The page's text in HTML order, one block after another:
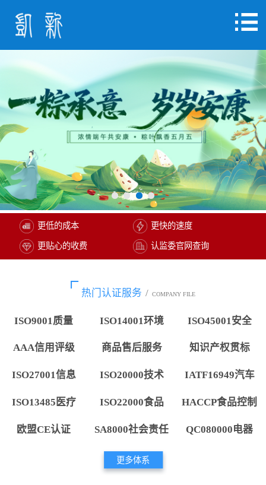
更低的成本 更快的速度
更贴心的收费 认监委官网查询
热门认证服务 / COMPANY FILE
ISO9001质量 ISO14001环境 ISO45001安全
AAA信用评级 商品售后服务 知识产权贯标
ISO27001信息 ISO20000技术 IATF16949汽车
ISO13485医疗 ISO22000食品 HACCP食品控制
欧盟CE认证 SA8000社会责任 QC080000电器
更多体系